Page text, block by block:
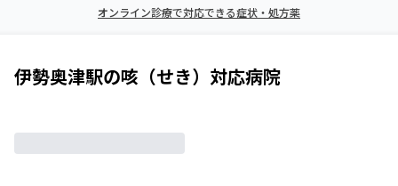
オンライン診療で対応できる症状・処方薬
伊勢奥津駅の咳（せき） 対応病院